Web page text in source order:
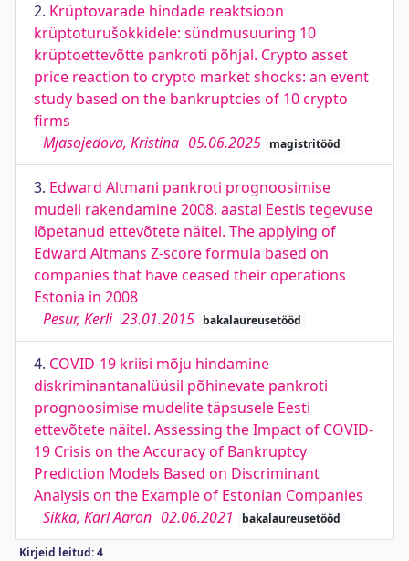
2. Krüptovarade hindade reaktsioon
krüptoturušokkidele: sündmusuuring 10
krüptoettevõtte pankroti põhjal. Crypto asset
price reaction to crypto market shocks: an event
study based on the bankruptcies of 10 crypto
firms
Mjasojedova, Kristina 05.06.2025 magistritööd
3. Edward Altmani pankroti prognoosimise
mudeli rakendamine 2008. aastal Eestis tegevuse
lõpetanud ettevõtete näitel. The applying of
Edward Altmans Z-score formula based on
companies that have ceased their operations
Estonia in 2008
Pesur, Kerli 23.01.2015 bakalaureusetööd
4. COVID-19 kriisi mõju hindamine
diskriminantanalüüsil põhinevate pankroti
prognoosimise mudelite täpsusele Eesti
ettevõtete näitel. Assessing the Impact of COVID-
19 Crisis on the Accuracy of Bankruptcy
Prediction Models Based on Discriminant
Analysis on the Example of Estonian Companies
Sikka, Karl Aaron 02.06.2021 bakalaureusetööd
Kirjeid leitud: 4